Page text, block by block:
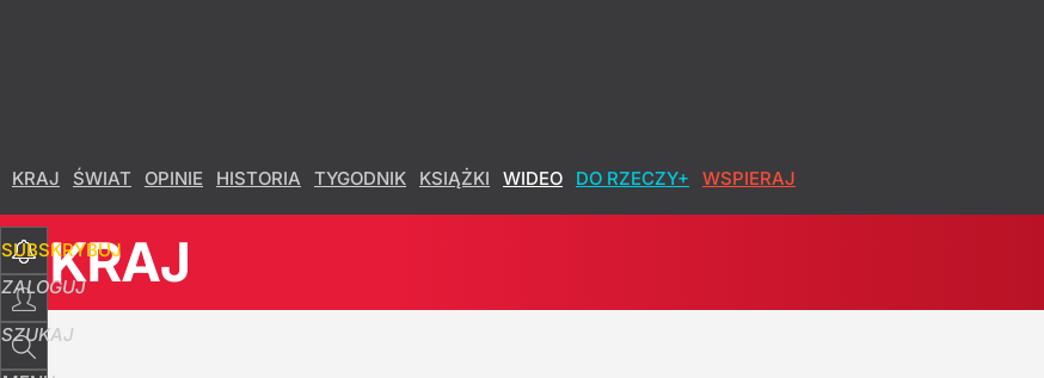
KRAJ ŚWIAT OPINIE HISTORIA TYGODNIK KSIĄŻKI WIDEO DO RZECZY+ WSPIERAJ
SUBSKRYBUJ
ZALOGUJ
SZUKAJ
KRAJ